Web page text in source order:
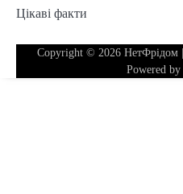
Цікаві факти
Copyright © 2026 НетФрідом
Powered by